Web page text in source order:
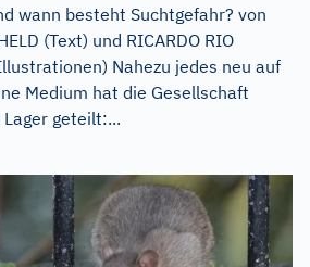
wann besteht Suchtgefahr? von
(Text) und RICARDO RIO
Nahezu jedes neu auf
Medium hat die Gesellschaft
geteilt:...